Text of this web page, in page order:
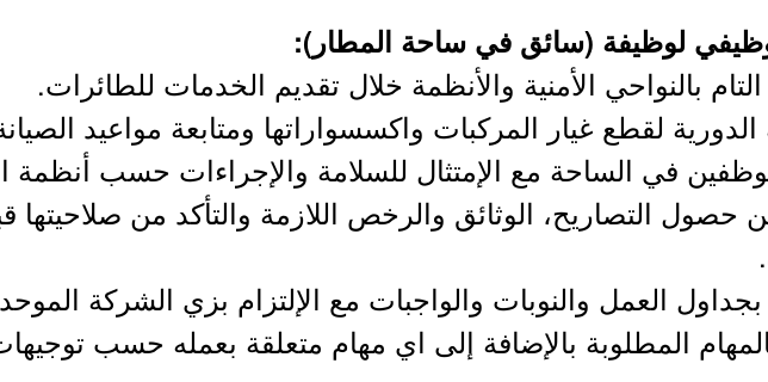
لوظيفة (سائق في ساحة المطار):
من حصول التصاريح، الوثائق والرخص اللازمة والتأكد من